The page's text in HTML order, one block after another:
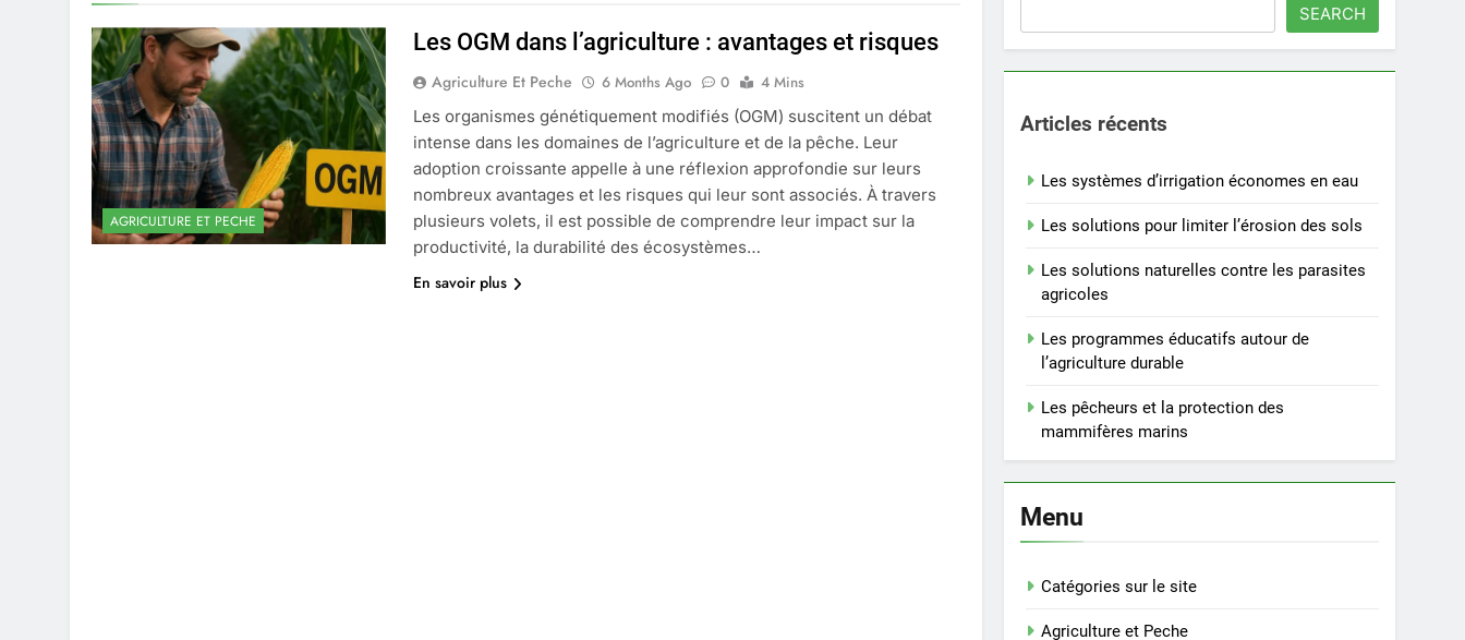
AGRICULTURE ET PECHE
Les OGM dans l’agriculture : avantages et risques
Agriculture Et Peche 6 Months Ago 0
4 Mins
Les organismes génétiquement modifiés (OGM) suscitent un débat
intense dans les domaines de l’agriculture et de la pêche. Leur
adoption croissante appelle à une réflexion approfondie sur leurs
nombreux avantages et les risques qui leur sont associés. À travers
plusieurs volets, il est possible de comprendre leur impact sur la
productivité, la durabilité des écosystèmes…
En savoir plus
SEARCH
Articles récents
Les systèmes d’irrigation économes en eau
Les solutions pour limiter l’érosion des sols
Les solutions naturelles contre les parasites
agricoles
Les programmes éducatifs autour de
l’agriculture durable
Les pêcheurs et la protection des
mammifères marins
Menu
Catégories sur le site
Agriculture et Peche